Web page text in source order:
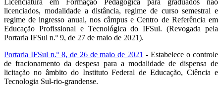
Licenciatura em Formação Pedagógica para graduados não
licenciados, modalidade a distância, regime de curso semestral e
regime de ingresso anual, nos câmpus e Centro de Referência em
Educação Profissional e Tecnológica do IFSul. (Revogada pela
Portaria IFSul n.º 9, de 27 de maio de 2021).
Portaria IFSul n.º 8, de 26 de maio de 2021 - Estabelece o controle
de fracionamento da despesa para a modalidade de dispensa de
licitação no âmbito do Instituto Federal de Educação, Ciência e
Tecnologia Sul-rio-grandense.